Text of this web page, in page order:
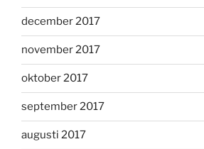
december 2017
november 2017
oktober 2017
september 2017
augusti 2017